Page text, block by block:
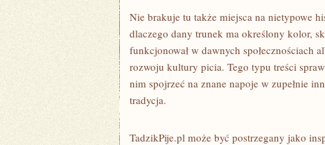
Nie brakuje tu także miejsca na nietypowe
dlaczego dany trunek ma określony kolor,
funkcjonował w dawnych społecznościach
rozwoju kultury picia. Tego typu treści
nim spojrzeć na znane napoje w zupełnie
tradycja.
TadzikPije.pl może być postrzegany jako